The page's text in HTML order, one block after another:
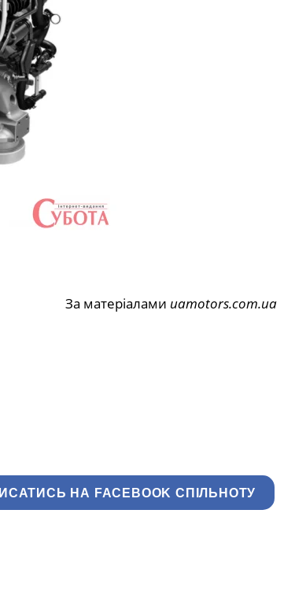
За матеріалами uamotors.com.ua
НА FACEBOOK СПІЛЬНОТУ